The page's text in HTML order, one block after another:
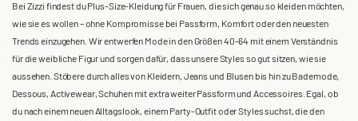
Bei Zizzi findest du Plus-Size-Kleidung für Frauen, die sich genau so kleiden möchten,
wie sie es wollen – ohne Kompromisse bei Passform, Komfort oder den neuesten
Trends einzugehen. Wir entwerfen Mode in den Größen 40-64 mit einem Verständnis
für die weibliche Figur und sorgen dafür, dass unsere Styles so gut sitzen, wie sie
aussehen. Stöbere durch alles von Kleidern, Jeans und Blusen bis hin zu Bademode,
Dessous, Activewear, Schuhen mit extra weiter Passform und Accessoires. Egal, ob
du nach einem neuen Alltagslook, einem Party-Outfit oder Styles suchst, die den